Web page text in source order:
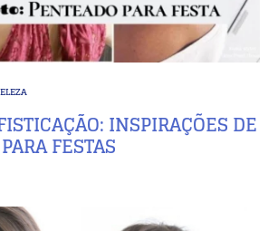
INSPIRAÇÕES DE
FESTAS